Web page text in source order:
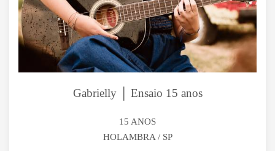
Gabrielly │ Ensaio 15 anos
15 ANOS
HOLAMBRA / SP